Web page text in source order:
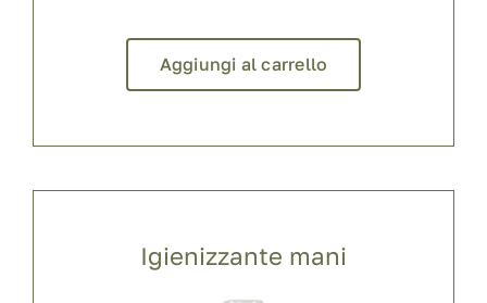
Aggiungi al carrello
Igienizzante mani